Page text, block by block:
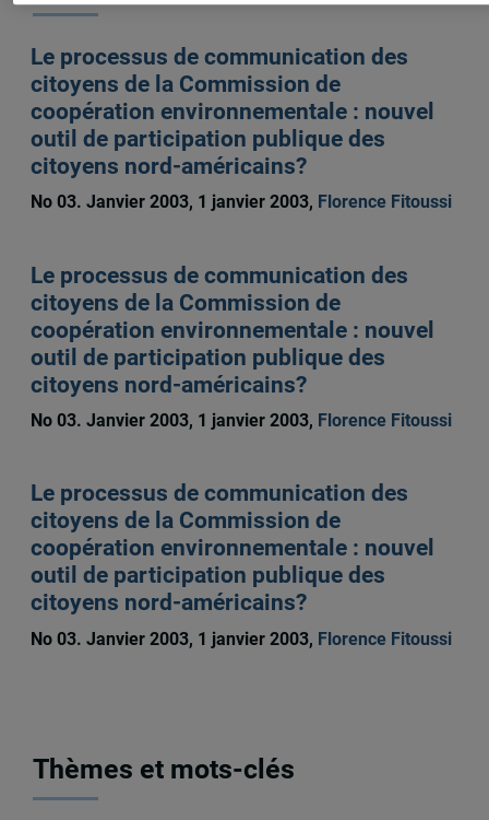
Le processus de communication des
citoyens de la Commission de
coopération environnementale : nouvel
outil de participation publique des
citoyens nord-américains?
No 03. Janvier 2003, 1 janvier 2003, Florence Fitoussi
Le processus de communication des
citoyens de la Commission de
coopération environnementale : nouvel
outil de participation publique des
citoyens nord-américains?
No 03. Janvier 2003, 1 janvier 2003, Florence Fitoussi
Le processus de communication des
citoyens de la Commission de
coopération environnementale : nouvel
outil de participation publique des
citoyens nord-américains?
No 03. Janvier 2003, 1 janvier 2003, Florence Fitoussi
Thèmes et mots-clés